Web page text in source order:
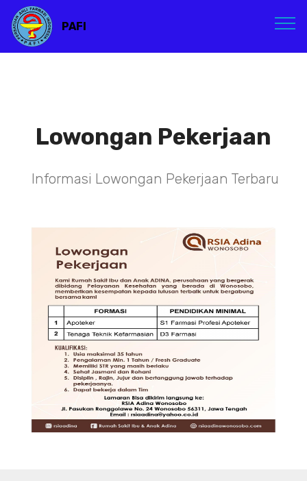
PAFI
Lowongan Pekerjaan
Informasi Lowongan Pekerjaan Terbaru
TENAGA TEKNIS
KEFARMASIAN DI RSIA ADINA
WONOSOBO
DIBUTUHKAN SEGERA TENAGA TEKNIS
KEFARMASIAN DI RUMAH SAKIT IBU
DAN ANAK ADINA WONOSOBO
SYARAT DAN KETENTUAN LIHAT
BROSUR